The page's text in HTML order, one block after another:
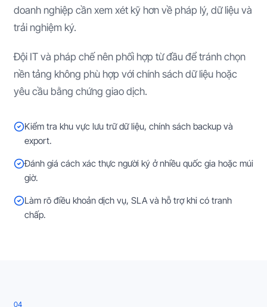
doanh nghiệp cần xem xét kỹ hơn về pháp lý, dữ liệu và
trải nghiệm ký.
Đội IT và pháp chế nên phối hợp từ đầu để tránh chọn
nền tảng không phù hợp với chính sách dữ liệu hoặc
yêu cầu bằng chứng giao dịch.
Kiểm tra khu vực lưu trữ dữ liệu, chính sách backup và
export.
Đánh giá cách xác thực người ký ở nhiều quốc gia hoặc múi
giờ.
Làm rõ điều khoản dịch vụ, SLA và hỗ trợ khi có tranh
chấp.
04